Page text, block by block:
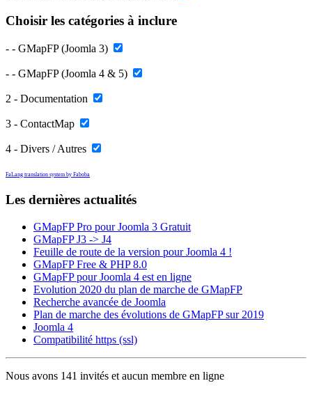
Choisir les catégories à inclure
- - GMapFP (Joomla 3)
- - GMapFP (Joomla 4 & 5)
2 - Documentation
3 - ContactMap
4 - Divers / Autres
FaLang translation system by Faboba
Les dernières actualités
GMapFP Pro pour Joomla 3 Gratuit
GMapFP J3 -> J4
Feuille de route de la version pour Joomla 4 !
GMapFP Free & PHP 8.0
GMapFP pour Joomla 4 est en ligne
Evolution 2020 du plan de marche de GMapFP
Recherche avancée de Joomla
Plan de marche des évolutions de GMapFP sur 2019
Joomla 4
Compatibilité https (ssl)
Nous avons 141 invités et aucun membre en ligne